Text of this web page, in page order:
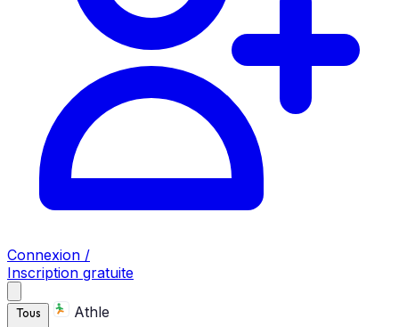
Connexion /
Inscription gratuite
Tous Athle